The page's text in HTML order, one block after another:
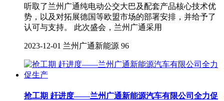
听取了兰州广通纯电动公交大巴及配套产品核心技术优
势，以及对拓展德国等欧盟市场的部署安排，并给予了
认可与支持。 此次盛会，兰州广通采用
2023-12-01 兰州广通新能源 96
抢工期 赶进度——兰州广通新能源汽车有限公司全力促